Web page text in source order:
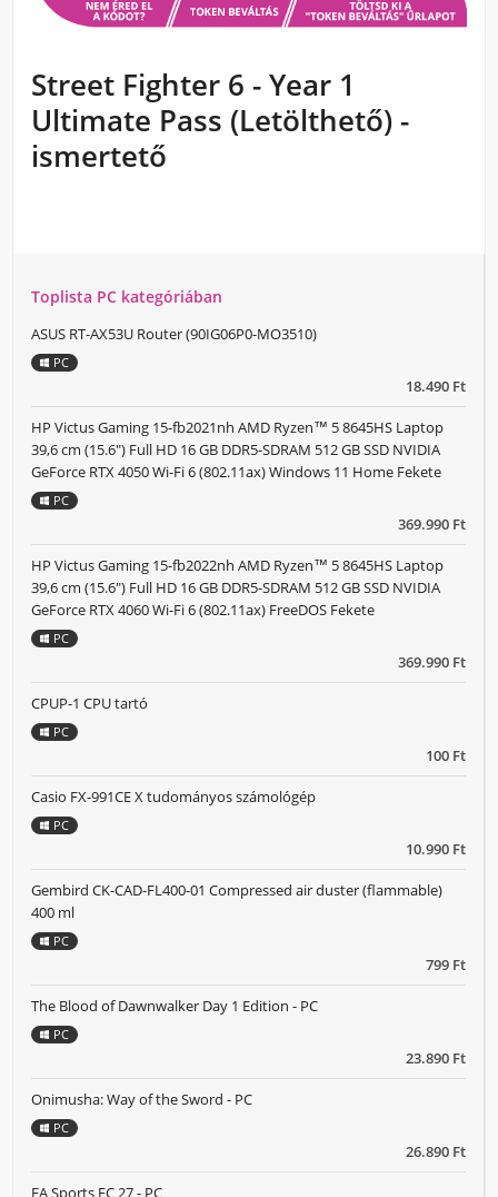
Street Fighter 6 - Year 1
Ultimate Pass (Letölthető) -
ismertető
Toplista PC kategóriában
18.490 Ft
ASUS RT-AX53U Router (90IG06P0-MO3510)
PC
369.990 Ft
HP Victus Gaming 15-fb2021nh AMD Ryzen™ 5 8645HS Laptop
39,6 cm (15.6") Full HD 16 GB DDR5-SDRAM 512 GB SSD NVIDIA
GeForce RTX 4050 Wi-Fi 6 (802.11ax) Windows 11 Home Fekete
PC
369.990 Ft
HP Victus Gaming 15-fb2022nh AMD Ryzen™ 5 8645HS Laptop
39,6 cm (15.6") Full HD 16 GB DDR5-SDRAM 512 GB SSD NVIDIA
GeForce RTX 4060 Wi-Fi 6 (802.11ax) FreeDOS Fekete
PC
100 Ft
CPUP-1 CPU tartó
PC
10.990 Ft
Casio FX-991CE X tudományos számológép
PC
799 Ft
Gembird CK-CAD-FL400-01 Compressed air duster (flammable)
400 ml
PC
23.890 Ft
The Blood of Dawnwalker Day 1 Edition - PC
PC
26.890 Ft
Onimusha: Way of the Sword - PC
PC